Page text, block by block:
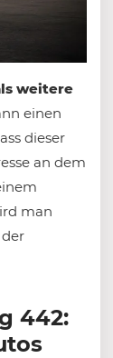
weitere
einen
dieser
an dem
man
442: